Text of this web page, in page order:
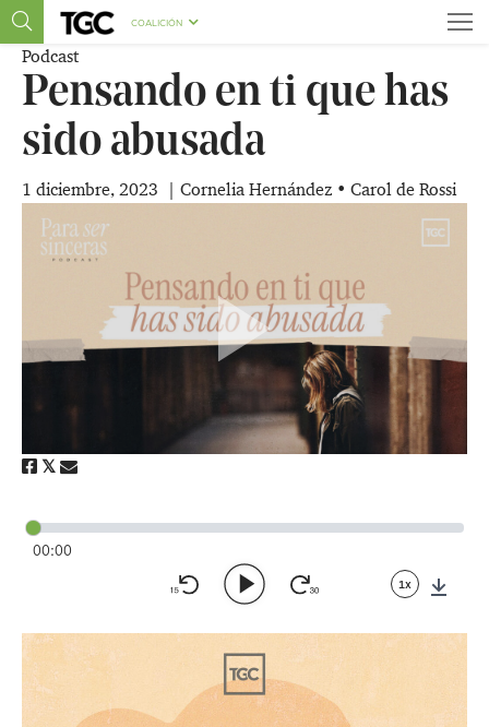
COALICIÓN
Podcast
Pensando en ti que has
sido abusada
1 diciembre, 2023 | ​Cornelia Hernández • Carol de Rossi
00:00
1x